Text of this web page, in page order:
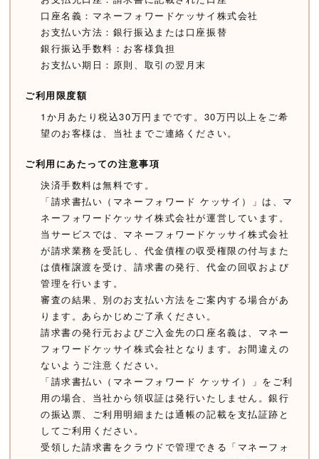
口座名義：マネーフォワードケッサイ株式会社
お支払い方法：銀行振込または口座振替
銀行振込手数料：お客様負担
お支払い期日：原則、取引の翌月末
ご利用限度額
1か月あたり税込30万円までです。30万円以上をご希
望のお客様は、当社までご連絡ください。
ご利用にあたっての注意事項
決済手数料は無料です。
「請求書払い（マネーフォワード ケッサイ）」は、マ
ネーフォワードケッサイ株式会社が運営しています。
当サービスでは、マネーフォワードケッサイ株式会社
が請求業務を受託し、代金債権の収受権限の付与また
は債権譲渡を受け、請求書の発行、代金の回収および
管理を行います。
審査の結果、別のお支払い方法をご案内する場合があ
ります。あらかじめご了承ください。
請求書の発行元およびご入金先の口座名義は、マネー
フォワードケッサイ株式会社となります。お間違えの
ないようご注意ください。
「請求書払い（マネーフォワード ケッサイ）」をご利
用の場合、当社から領収証は発行いたしません。銀行
の振込票、ご利用明細または通帳の記載を支払証跡と
してご利用ください。
受領した請求書をクラウドで管理できる「マネーフォ